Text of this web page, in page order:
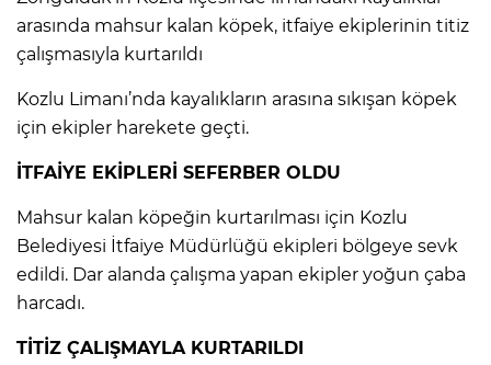
arasında mahsur kalan köpek, itfaiye ekiplerinin titiz
çalışmasıyla kurtarıldı
Kozlu Limanı’nda kayalıkların arasına sıkışan köpek
için ekipler harekete geçti.
İTFAİYE EKİPLERİ SEFERBER OLDU
Mahsur kalan köpeğin kurtarılması için Kozlu
Belediyesi İtfaiye Müdürlüğü ekipleri bölgeye sevk
edildi. Dar alanda çalışma yapan ekipler yoğun çaba
harcadı.
TİTİZ ÇALIŞMAYLA KURTARILDI